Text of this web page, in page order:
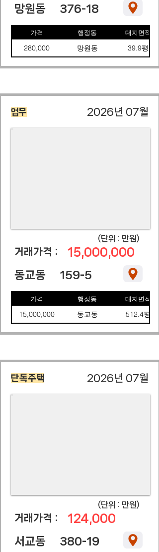
망원동 376-18
가격 행정동 대지면적
280,000 망원동 39.9평
업무 2026년 07월
​(단위 : 만원)
​거래가격 : 15,000,000
동교동 159-5
가격 행정동 대지면적
15,000,000 동교동 512.4평
단독주택 2026년 07월
​(단위 : 만원)
​거래가격 : 124,000
서교동 380-19